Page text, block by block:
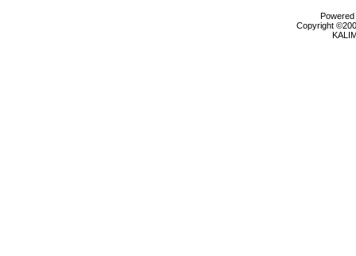
Copyright